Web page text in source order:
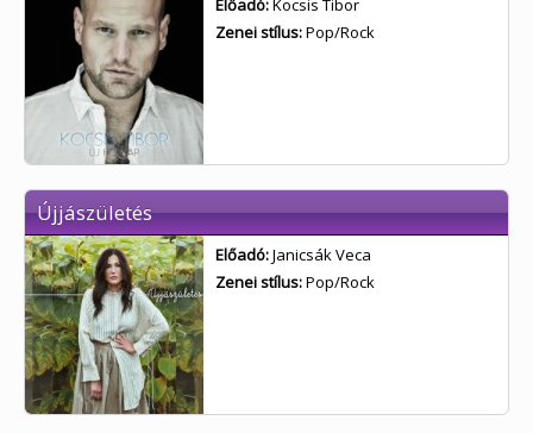
Előadó: Kocsis Tibor
Zenei stílus:Pop/Rock
Újjászületés
Előadó:Janicsák Veca
Zenei stílus:Pop/Rock